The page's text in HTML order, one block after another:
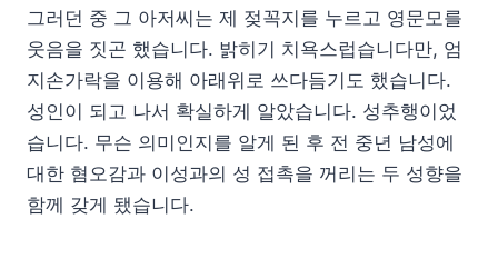
그러던 중 그 아저씨는 제 젖꼭지를 누르고 영문모를
웃음을 짓곤 했습니다. 밝히기 치욕스럽습니다만, 엄
지손가락을 이용해 아래위로 쓰다듬기도 했습니다.
성인이 되고 나서 확실하게 알았습니다. 성추행이었
습니다. 무슨 의미인지를 알게 된 후 전 중년 남성에
대한 혐오감과 이성과의 성 접촉을 꺼리는 두 성향을
함께 갖게 됐습니다.